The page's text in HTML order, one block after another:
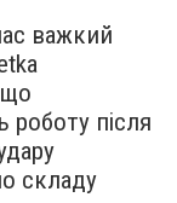
важкий
після
складу